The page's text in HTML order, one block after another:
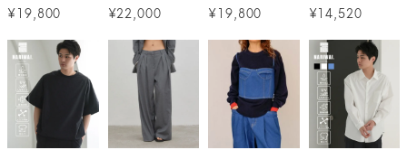
¥19,800 ¥22,000 ¥19,800 ¥14,520